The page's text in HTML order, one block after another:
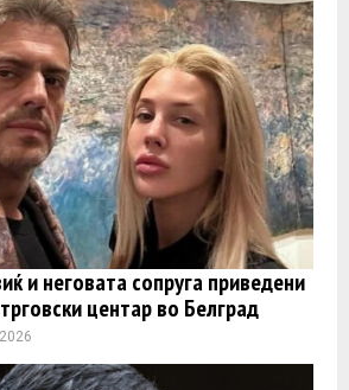
и неговата сопруга приведени
центар во Белград